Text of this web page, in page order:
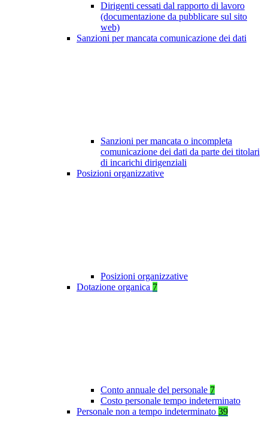
Dirigenti cessati dal rapporto di lavoro
(documentazione da pubblicare sul sito
web)
Sanzioni per mancata comunicazione dei dati
Sanzioni per mancata o incompleta
comunicazione dei dati da parte dei titolari
di incarichi dirigenziali
Posizioni organizzative
Posizioni organizzative
Dotazione organica 7
Conto annuale del personale 7
Costo personale tempo indeterminato
Personale non a tempo indeterminato 39